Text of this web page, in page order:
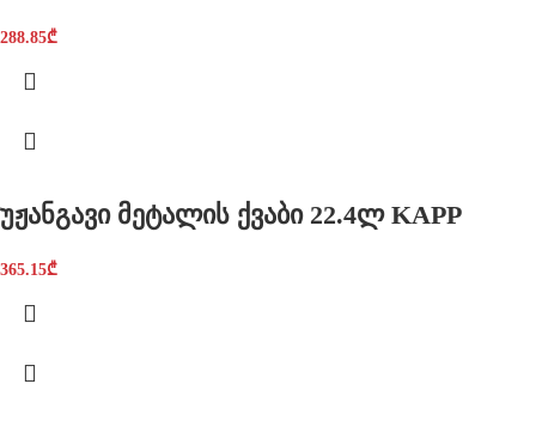
288.85₾
უჟანგავი მეტალის ქვაბი 22.4ლ KAPP
365.15₾